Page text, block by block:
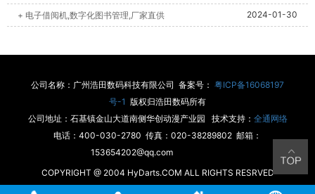
+ 电子借阅机,数字化图书管理,厂家直供 2024-01-30
公司名称：广州浩田数码科技有限公司 备案号： 粤ICP备16068197
号-1 版权归浩田数码所有
公司地址：石基镇金山大道南侧华创动漫产业园 技术支持： 全通网络
电话：400-030-2780 传真：020-38289802 邮箱：
153654202@qq.com
COPYRIGHT @ 2004 HyDarts.COM ALL RIGHTS RESRVED